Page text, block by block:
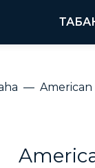
American